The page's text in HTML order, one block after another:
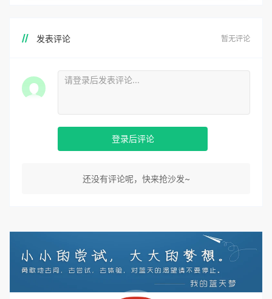
发表评论 暂无评论
登录后评论
还没有评论呢，快来抢沙发~